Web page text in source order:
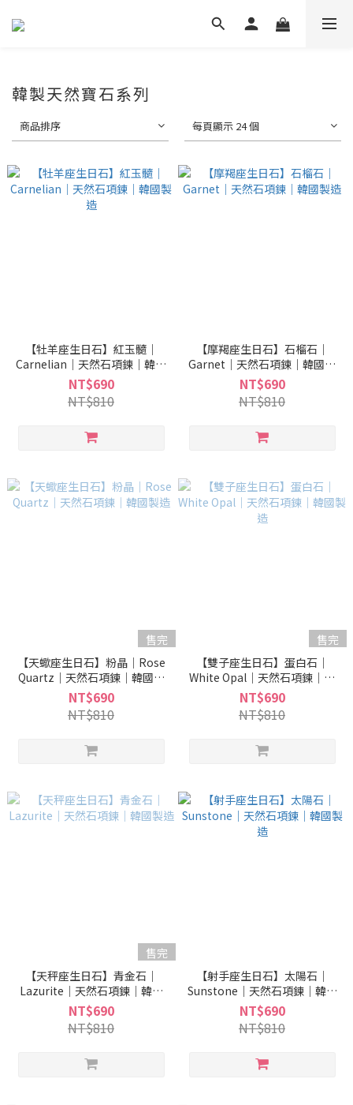
韓製天然寶石系列
商品排序 每頁顯示 24 個
【牡羊座生日石】紅玉髓｜
Carnelian｜天然石項鍊｜韓國
製造
NT$690
NT$810
【摩羯座生日石】石榴石｜
Garnet｜天然石項鍊｜韓國製
造
NT$690
NT$810
售完
【天蠍座生日石】粉晶｜Rose
Quartz｜天然石項鍊｜韓國製
造
NT$690
NT$810
售完
【雙子座生日石】蛋白石｜
White Opal｜天然石項鍊｜韓
國製造
NT$690
NT$810
售完
【天秤座生日石】青金石｜
Lazurite｜天然石項鍊｜韓國
製造
NT$690
NT$810
【射手座生日石】太陽石｜
Sunstone｜天然石項鍊｜韓國
製造
NT$690
NT$810